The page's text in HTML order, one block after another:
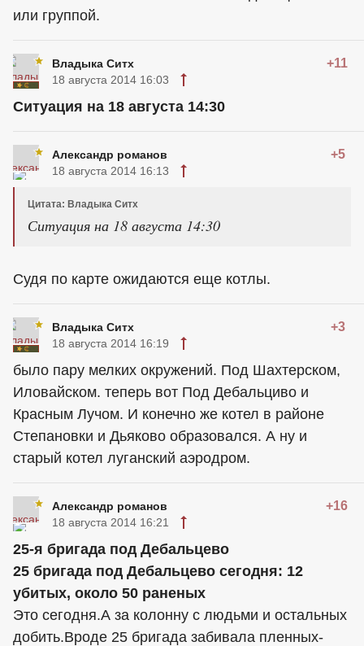
или группой.
Владыка Ситх +11
18 августа 2014 16:03
Ситуация на 18 августа 14:30
Александр романов +5
18 августа 2014 16:13
Цитата: Владыка Ситх
Ситуация на 18 августа 14:30
Судя по карте ожидаются еще котлы.
Владыка Ситх +3
18 августа 2014 16:19
было пару мелких окружений. Под Шахтерском,
Иловайском. теперь вот Под Дебальциво и
Красным Лучом. И конечно же котел в районе
Степановки и Дьяково образовался. А ну и
старый котел луганский аэродром.
Александр романов +16
18 августа 2014 16:21
25-я бригада под Дебальцево
25 бригада под Дебальцево сегодня: 12
убитых, около 50 раненых
Это сегодня.А за колонну с людьми и остальных
добить.Вроде 25 бригада забивала пленных-